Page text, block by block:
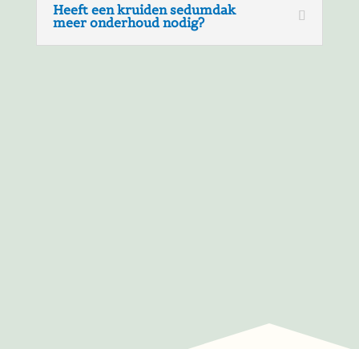
Heeft een kruiden sedumdak
meer onderhoud nodig?